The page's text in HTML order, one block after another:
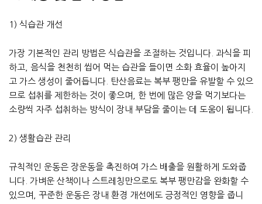
1) 식습관 개선
가장 기본적인 관리 방법은 식습관을 조절하는 것입니다. 과식을 피
하고, 음식을 천천히 씹어 먹는 습관을 들이면 소화 효율이 높아지
고 가스 생성이 줄어듭니다. 탄산음료는 복부 팽만을 유발할 수 있으
므로 섭취를 제한하는 것이 좋으며, 한 번에 많은 양을 먹기보다는
소량씩 자주 섭취하는 방식이 장내 부담을 줄이는 데 도움이 됩니다.
2) 생활습관 관리
규칙적인 운동은 장운동을 촉진하여 가스 배출을 원활하게 도와줍
니다. 가벼운 산책이나 스트레칭만으로도 복부 팽만감을 완화할 수
있으며, 꾸준한 운동은 장내 환경 개선에도 긍정적인 영향을 줍니